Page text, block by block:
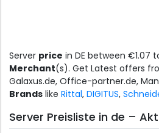
Server price in DE between €1.07
Merchant(s). Get Latest offers
Galaxus.de, Office-partner.de,
Brands like Rittal, DIGITUS,
Server Preisliste in de –